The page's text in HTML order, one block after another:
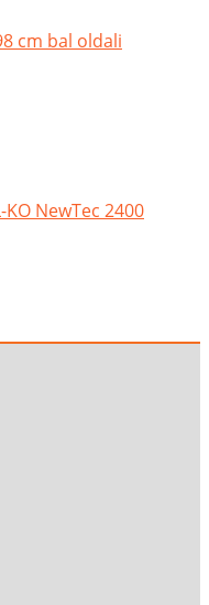
cm bal oldali
NewTec 2400